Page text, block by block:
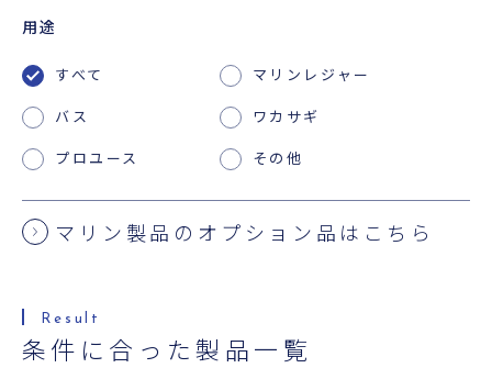
用途
すべて
マリンレジャー
バス
ワカサギ
プロユース
その他
マリン製品のオプション品はこちら
条件に合った製品一覧